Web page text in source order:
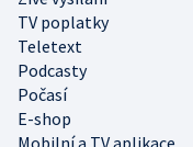
TV poplatky
Teletext
Podcasty
Počasí
E-shop
Mobilní a TV aplikace